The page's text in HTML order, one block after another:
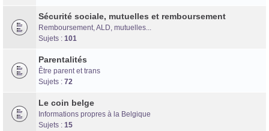
Sécurité sociale, mutuelles et remboursement
Remboursement, ALD, mutuelles...
Sujets : 101
Parentalités
Être parent et trans
Sujets : 72
Le coin belge
Informations propres à la Belgique
Sujets : 15